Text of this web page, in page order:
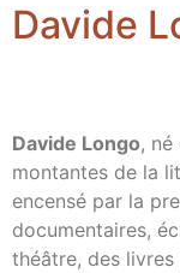
Davide
Davide Longo, né
montantes de la
encensé par la
documentaires,
théâtre, des